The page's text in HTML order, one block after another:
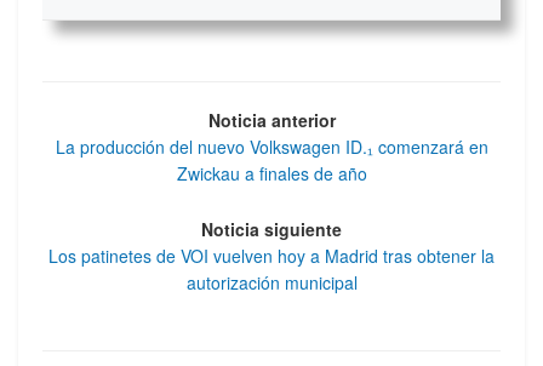
Noticia anterior
La producción del nuevo Volkswagen ID.₁ comenzará en
Zwickau a finales de año
Noticia siguiente
Los patinetes de VOI vuelven hoy a Madrid tras obtener la
autorización municipal